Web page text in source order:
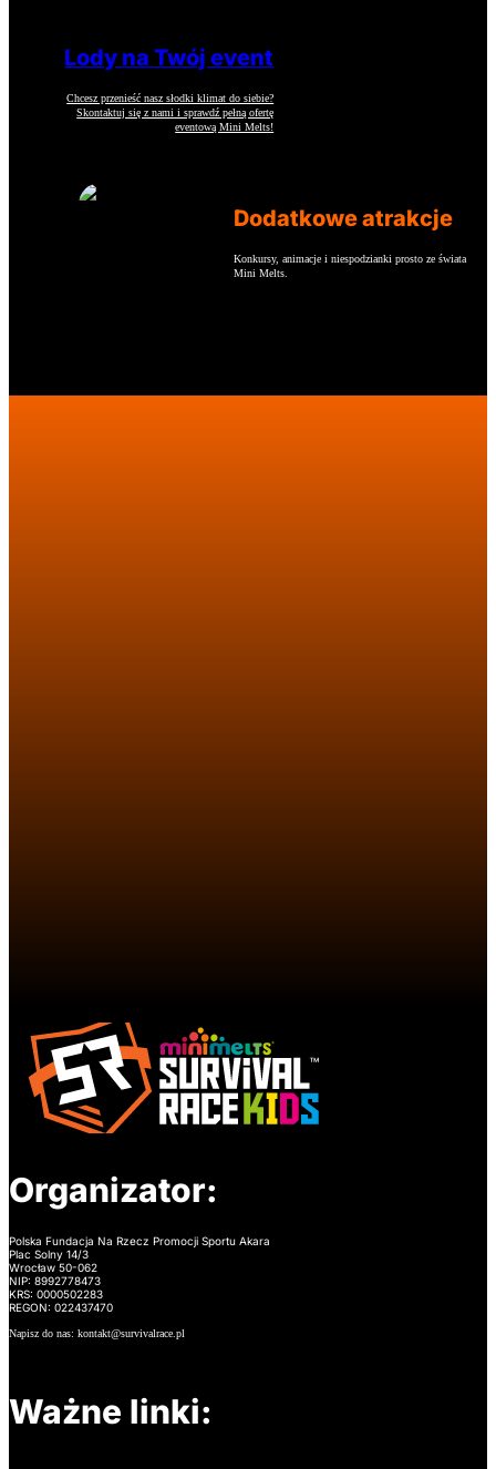
Lody na Twój event
Chcesz przenieść nasz słodki klimat do siebie?
Skontaktuj się z nami i sprawdź pełną ofertę
eventową Mini Melts!
Dodatkowe atrakcje
Konkursy, animacje i niespodzianki prosto ze świata
Mini Melts.
Organizator:
Polska Fundacja Na Rzecz Promocji Sportu Akara
Plac Solny 14/3
Wrocław 50-062
NIP: 8992778473
KRS: 0000502283
REGON: 022437470
Napisz do nas: kontakt@survivalrace.pl
Ważne linki: